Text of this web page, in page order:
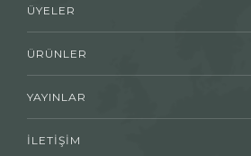
ÜYELER
ÜRÜNLER
YAYINLAR
İLETİŞİM